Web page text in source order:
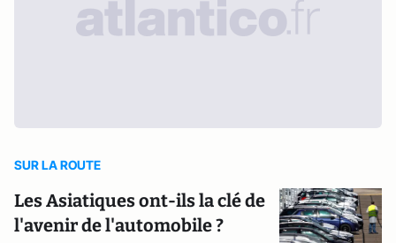
SUR LA ROUTE
Les Asiatiques ont-ils la clé de
l'avenir de l'automobile ?